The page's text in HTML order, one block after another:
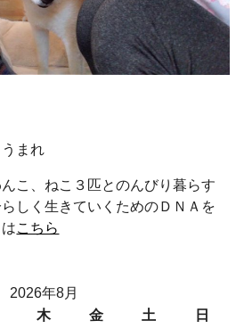
まれ
こ、ねこ３匹とのんびり暮らす
しく生きていくためのＤＮＡを
こちら
2026年8月
木 金 土
日